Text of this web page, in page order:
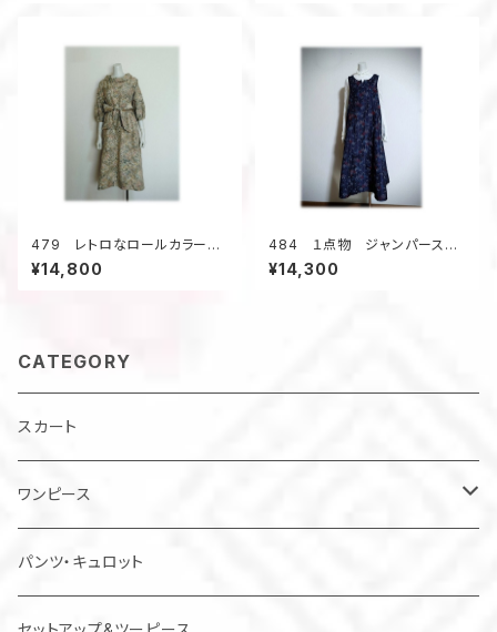
479 レトロなロールカラーワ
ンピース 大島紬 ベージュ
系 花柄 サッシュベルト付
¥14,800
484 １点物 ジャンパースカ
ート テントラインワンピース
大島紬 花柄 小さいサイズ
¥14,300
CATEGORY
スカート
ワンピース
チュニック
ジャンパースカート
パンツ・キュロット